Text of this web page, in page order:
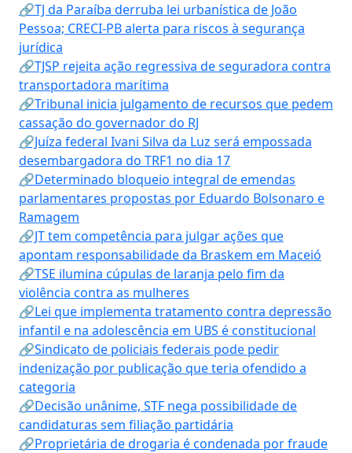
🔗TJ da Paraíba derruba lei urbanística de João
Pessoa; CRECI-PB alerta para riscos à segurança
jurídica
🔗TJSP rejeita ação regressiva de seguradora contra
transportadora marítima
🔗Tribunal inicia julgamento de recursos que pedem
cassação do governador do RJ
🔗Juíza federal Ivani Silva da Luz será empossada
desembargadora do TRF1 no dia 17
🔗Determinado bloqueio integral de emendas
parlamentares propostas por Eduardo Bolsonaro e
Ramagem
🔗JT tem competência para julgar ações que
apontam responsabilidade da Braskem em Maceió
🔗TSE ilumina cúpulas de laranja pelo fim da
violência contra as mulheres
🔗Lei que implementa tratamento contra depressão
infantil e na adolescência em UBS é constitucional
🔗Sindicato de policiais federais pode pedir
indenização por publicação que teria ofendido a
categoria
🔗Decisão unânime, STF nega possibilidade de
candidaturas sem filiação partidária
🔗Proprietária de drogaria é condenada por fraude